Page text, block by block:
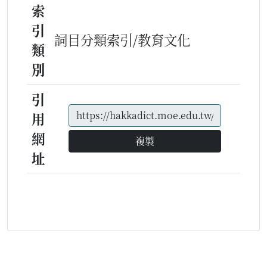
索
引
類
別
詞目分類索引/教育文化
引
用
網
址
複製